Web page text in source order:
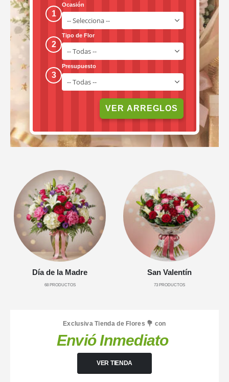
1
Ocasión
2
Tipo de Flor
3
Presupuesto
VER ARREGLOS
Día de la Madre
68PRODUCTOS
San Valentín
73PRODUCTOS
Exclusiva Tienda de Flores 💐 con
Envió Inmediato
VER TIENDA